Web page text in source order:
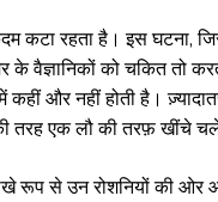
कटा रहता है। इस घटना,
वैज्ञानिकों को चकित तो
और नहीं होती है।
तरह एक लौ की तरफ़ खींचे
रूप से उन रोशनियों की ओर